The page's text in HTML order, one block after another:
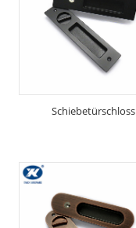
Schiebetürschloss